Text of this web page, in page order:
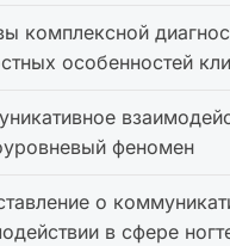
комплексной
особенностей
феномен
о
в сфере